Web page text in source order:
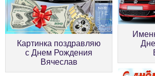
Картинка поздравляю
с Днем Рождения
Вячеслав